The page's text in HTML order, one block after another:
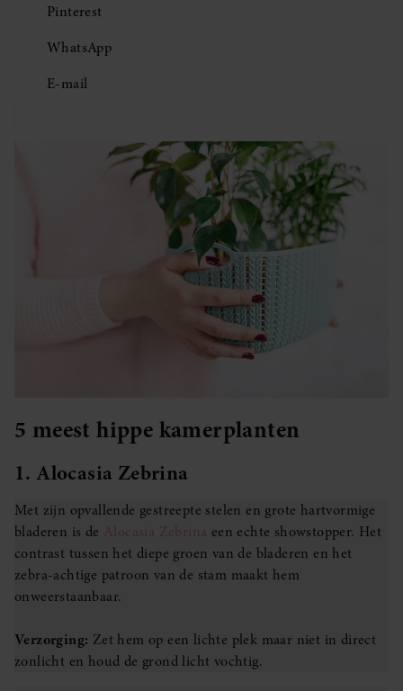
Pinterest
WhatsApp
E-mail
5 meest hippe kamerplanten
1. Alocasia Zebrina
Met zijn opvallende gestreepte stelen en grote hartvormige
bladeren is de Alocasia Zebrina een echte showstopper. Het
contrast tussen het diepe groen van de bladeren en het
zebra-achtige patroon van de stam maakt hem
onweerstaanbaar.
Verzorging: Zet hem op een lichte plek maar niet in direct
zonlicht en houd de grond licht vochtig.